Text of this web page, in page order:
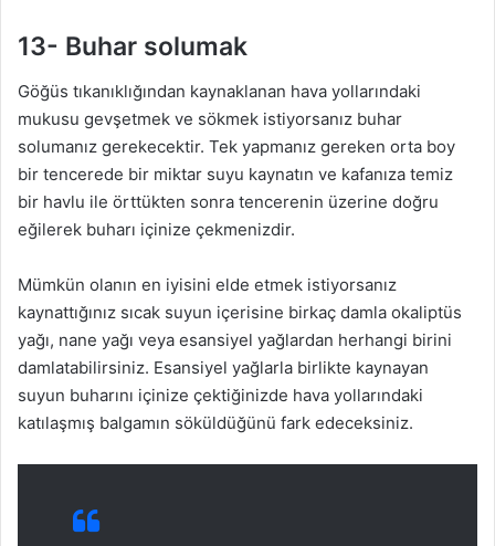
13- Buhar solumak
Göğüs tıkanıklığından kaynaklanan hava yollarındaki
mukusu gevşetmek ve sökmek istiyorsanız buhar
solumanız gerekecektir. Tek yapmanız gereken orta boy
bir tencerede bir miktar suyu kaynatın ve kafanıza temiz
bir havlu ile örttükten sonra tencerenin üzerine doğru
eğilerek buharı içinize çekmenizdir.
Mümkün olanın en iyisini elde etmek istiyorsanız
kaynattığınız sıcak suyun içerisine birkaç damla okaliptüs
yağı, nane yağı veya esansiyel yağlardan herhangi birini
damlatabilirsiniz. Esansiyel yağlarla birlikte kaynayan
suyun buharını içinize çektiğinizde hava yollarındaki
katılaşmış balgamın söküldüğünü fark edeceksiniz.